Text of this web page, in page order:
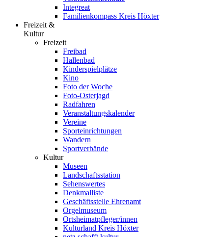
Integreat
Familienkompass Kreis Höxter
Freizeit &
Kultur
Freizeit
Freibad
Hallenbad
Kinderspielplätze
Kino
Foto der Woche
Foto-Osterjagd
Radfahren
Veranstaltungskalender
Vereine
Sporteinrichtungen
Wandern
Sportverbände
Kultur
Museen
Landschaftsstation
Sehenswertes
Denkmalliste
Geschäftsstelle Ehrenamt
Orgelmuseum
Ortsheimatpfleger/innen
Kulturland Kreis Höxter